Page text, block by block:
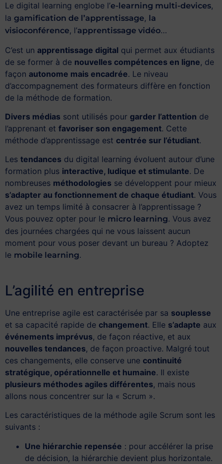
Le digital learning englobe l’e-learning multi-devices,
la gamification de l’apprentissage,
la
visioconférence, l’apprentissage vidéo…
C’est un apprentissage digital qui permet aux étudiants
de se former à de nouvelles compétences en ligne, de
façon autonome mais encadrée. Le niveau
d’accompagnement des formateurs diffère en fonction
de la méthode de formation.
Divers médias sont utilisés pour garder l’attention de
l’apprenant et favoriser son engagement. Cette
méthode d’apprentissage est centrée sur l’étudiant.
Les tendances du digital learning évoluent autour d’une
formation plus interactive, ludique et stimulante. De
nombreuses méthodologies se développent pour mieux
s’adapter au fonctionnement de chaque étudiant. Vous
avez un temps limité à consacrer à l’apprentissage ?
Vous pouvez opter pour le micro learning. Vous avez
des journées chargées qui ne vous laissent aucun
moment pour vous poser devant un bureau ? Adoptez
le mobile learning.
L’agilité en entreprise
Une entreprise agile est caractérisée par sa souplesse
et sa capacité rapide de changement. Elle s’adapte aux
événements imprévus, de façon réactive, et aux
nouvelles tendances, de façon proactive. Malgré tout
ces changements, elle conserve une continuité
stratégique, opérationnelle et humaine. Il existe
plusieurs méthodes agiles différentes, mais nous
allons nous concentrer sur la « Scrum ».
Les caractéristiques de la méthode agile Scrum sont les
suivants :
Une hiérarchie repensée : pour accélérer la prise
de décision, la hiérarchie devient plus horizontale.